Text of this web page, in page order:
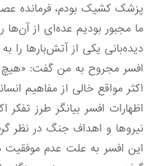
پزشک کشیک بودم، فرمانده
ما مجبور بودیم عده‌ای از آن‌ها
دیده‌بانی یکی از آتش‌بارها
افسر مجروح به من گفت:
اکثر مواقع خالی از مفاهیم
اظهارات افسر بیانگر طرز
نیروها و اهداف جنگ در نظر
این افسر به علت عدم موفقیت